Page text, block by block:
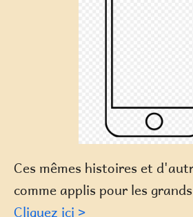
Ces mêmes histoires et
comme applis pour les
Cliquez ici >